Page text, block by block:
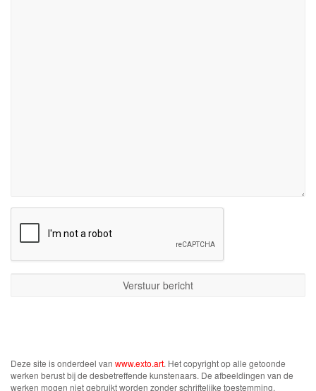
Deze site is onderdeel van www.exto.art. Het copyright op alle getoonde
werken berust bij de desbetreffende kunstenaars. De afbeeldingen van de
werken mogen niet gebruikt worden zonder schriftelijke toestemming.